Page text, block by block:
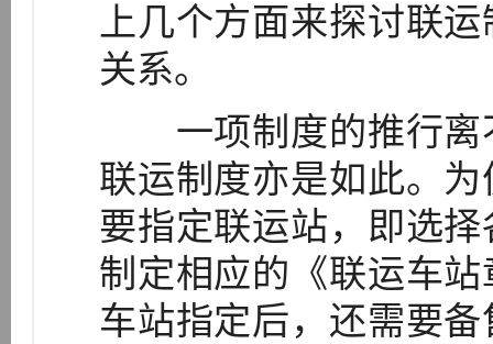
上几个方面来探讨联
关系。
一项制度的推行离
联运制度亦是如此。
要指定联运站，即选
制定相应的《联运车
车站指定后，还需要